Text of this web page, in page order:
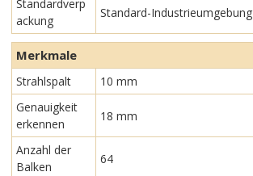
Standardverp
ackung
Standard-Industrieumgebung
Merkmale
Strahlspalt
10 mm
Genauigkeit
erkennen
18 mm
Anzahl der
Balken
64